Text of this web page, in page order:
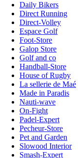
Daily Bikers
Direct Running
Direct-Volley
Espace Golf
Foot-Store
Galop Store
Golf and co
Handball-Store
House of Rugby
La sellerie de Maé
Made in Paradis
Nauti-wave
On-Fight
Padel-Expert
Pecheur-Store
Pet and Garden
Slowood Interior
Smash-Expert